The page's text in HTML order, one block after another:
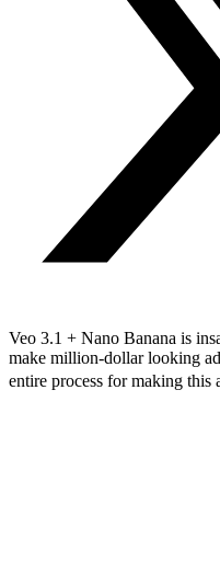
Veo 3.1 + Nano Banana is
make million-dollar looking
entire process for making this